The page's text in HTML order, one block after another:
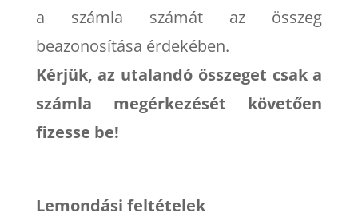
a számla számát az összeg
beazonosítása érdekében.
Kérjük, az utalandó összeget csak a
számla megérkezését követően
fizesse be!
Lemondási feltételek